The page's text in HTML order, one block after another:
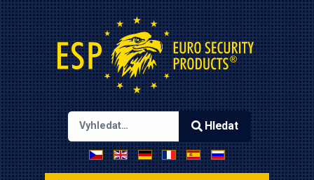
Type 2 or more characters for results.
Hledat
Zvolte jazyk